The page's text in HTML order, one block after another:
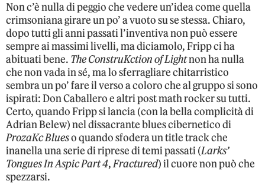
Non c’è nulla di peggio che vedere un’idea come quella
crimsoniana girare un po’ a vuoto su se stessa. Chiaro,
dopo tutti gli anni passati l’inventiva non può essere
sempre ai massimi livelli, ma diciamolo, Fripp ci ha
abituati bene. The ConstruKction of Lightnon ha nulla
che non vada in sé, ma lo sferragliare chitarristico
sembra un po’ fare il verso a coloro che al gruppo si sono
ispirati: Don Caballero e altri post math rocker su tutti.
Certo, quando Fripp si lancia (con la bella complicità di
Adrian Belew) nel dissacrante blues cibernetico di
ProzaKc Blueso quando sfodera un title track che
inanella una serie di riprese di temi passati (Larks’
Tongues In Aspic Part 4,Fractured) il cuore non può che
spezzarsi.